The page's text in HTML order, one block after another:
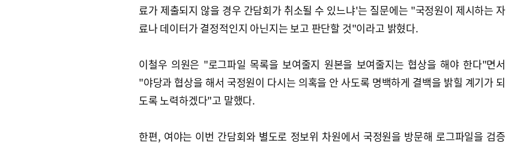
료가 제출되지 않을 경우 간담회가 취소될 수 있느냐'는 질문에는 "국정원이 제시하는 자
료나 데이터가 결정적인지 아닌지는 보고 판단할 것"이라고 밝혔다.
이철우 의원은 "로그파일 목록을 보여줄지 원본을 보여줄지는 협상을 해야 한다"면서
"야당과 협상을 해서 국정원이 다시는 의혹을 안 사도록 명백하게 결백을 밝힐 계기가 되
도록 노력하겠다"고 말했다.
한편, 여야는 이번 간담회와 별도로 정보위 차원에서 국정원을 방문해 로그파일을 검증